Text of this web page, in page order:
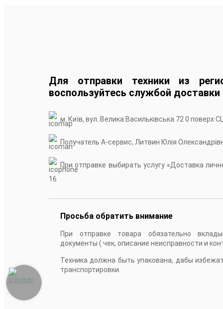
Для отправки техники из
воспользуйтесь службой доставки
м. Київ, вул. Велика Васильківська 72 0 поверх
Получатель А-сервис, Литвин Юлія
При отправке выбирать услугу «Доставка
16
Просьба обратить внимание
При отправке товара обязательно
документы ( чек, описание неисправности и
Техника должна быть упакована, дабы
транспортировки.